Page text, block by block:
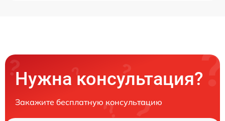
Нужна консультация?
Закажите бесплатную консультацию